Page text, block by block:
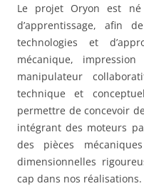
Le projet Oryon est né
d’apprentissage, afin
technologies et
mécanique,
manipulateur
technique et
permettre de concevoir
intégrant des moteurs
des pièces
dimensionnelles
cap dans nos réalisations.